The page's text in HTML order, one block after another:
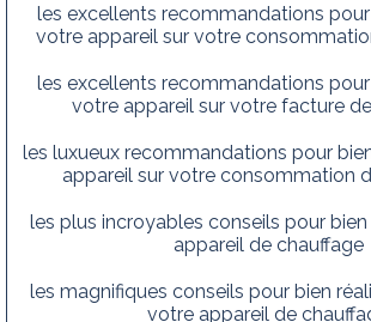
les excellents recommandations
votre appareil sur votre
les excellents recommandations
votre appareil sur votre facture
les luxueux recommandations pour
appareil sur votre consommation
les plus incroyables conseils pour
appareil de chauffage
les magnifiques conseils pour bien
votre appareil de